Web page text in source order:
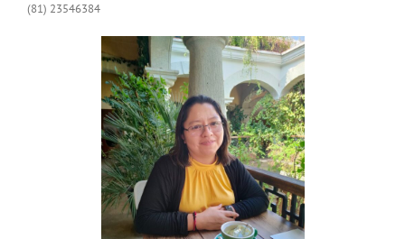
(81) 23546384